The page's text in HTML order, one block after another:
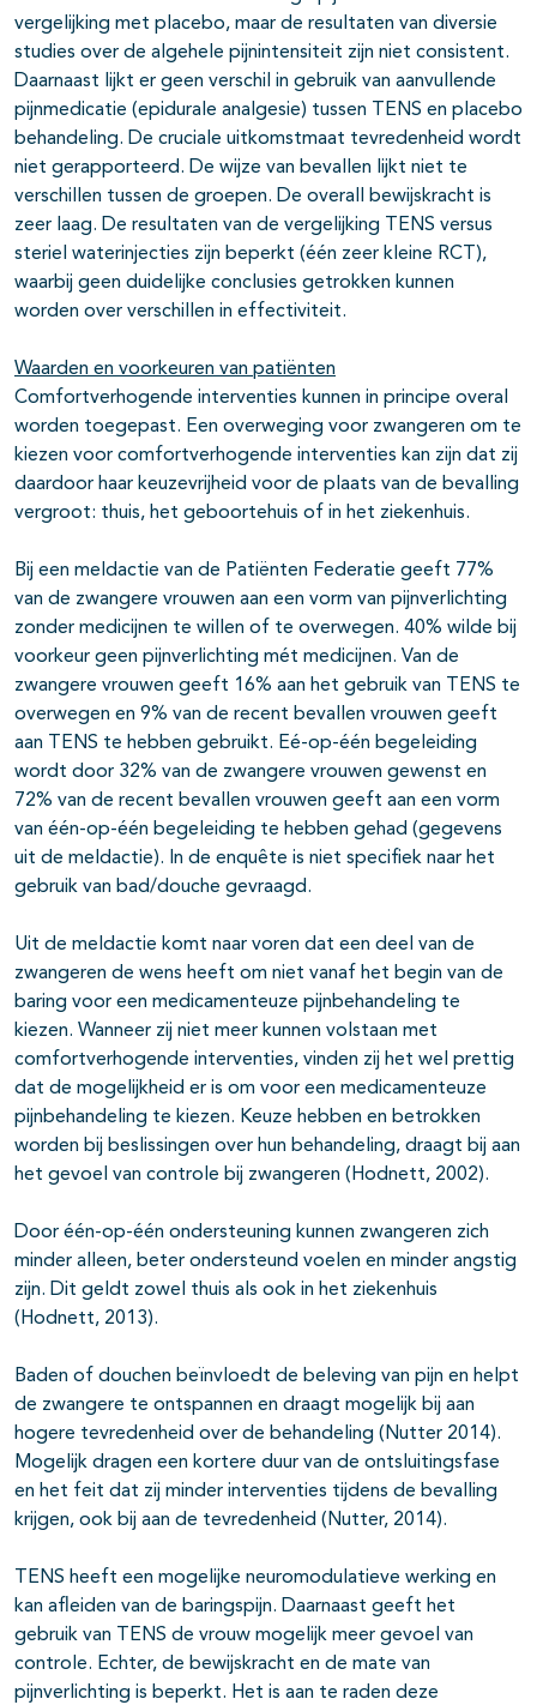
vergelijking met placebo, maar de resultaten van diversie
studies over de algehele pijnintensiteit zijn niet consistent.
Daarnaast lijkt er geen verschil in gebruik van aanvullende
pijnmedicatie (epidurale analgesie) tussen TENS en placebo
behandeling. De cruciale uitkomstmaat tevredenheid wordt
niet gerapporteerd. De wijze van bevallen lijkt niet te
verschillen tussen de groepen. De overall bewijskracht is
zeer laag. De resultaten van de vergelijking TENS versus
steriel waterinjecties zijn beperkt (één zeer kleine RCT),
waarbij geen duidelijke conclusies getrokken kunnen
worden over verschillen in effectiviteit.
Waarden en voorkeuren van patiënten
Comfortverhogende interventies kunnen in principe overal
worden toegepast. Een overweging voor zwangeren om te
kiezen voor comfortverhogende interventies kan zijn dat zij
daardoor haar keuzevrijheid voor de plaats van de bevalling
vergroot: thuis, het geboortehuis of in het ziekenhuis.
Bij een meldactie van de Patiënten Federatie geeft 77%
van de zwangere vrouwen aan een vorm van pijnverlichting
zonder medicijnen te willen of te overwegen. 40% wilde bij
voorkeur geen pijnverlichting mét medicijnen. Van de
zwangere vrouwen geeft 16% aan het gebruik van TENS te
overwegen en 9% van de recent bevallen vrouwen geeft
aan TENS te hebben gebruikt. Eé-op-één begeleiding
wordt door 32% van de zwangere vrouwen gewenst en
72% van de recent bevallen vrouwen geeft aan een vorm
van één-op-één begeleiding te hebben gehad (gegevens
uit de meldactie). In de enquête is niet specifiek naar het
gebruik van bad/douche gevraagd.
Uit de meldactie komt naar voren dat een deel van de
zwangeren de wens heeft om niet vanaf het begin van de
baring voor een medicamenteuze pijnbehandeling te
kiezen. Wanneer zij niet meer kunnen volstaan met
comfortverhogende interventies, vinden zij het wel prettig
dat de mogelijkheid er is om voor een medicamenteuze
pijnbehandeling te kiezen. Keuze hebben en betrokken
worden bij beslissingen over hun behandeling, draagt bij aan
het gevoel van controle bij zwangeren (Hodnett, 2002).
Door één-op-één ondersteuning kunnen zwangeren zich
minder alleen, beter ondersteund voelen en minder angstig
zijn. Dit geldt zowel thuis als ook in het ziekenhuis
(Hodnett, 2013).
Baden of douchen beïnvloedt de beleving van pijn en helpt
de zwangere te ontspannen en draagt mogelijk bij aan
hogere tevredenheid over de behandeling (Nutter 2014).
Mogelijk dragen een kortere duur van de ontsluitingsfase
en het feit dat zij minder interventies tijdens de bevalling
krijgen, ook bij aan de tevredenheid (Nutter, 2014).
TENS heeft een mogelijke neuromodulatieve werking en
kan afleiden van de baringspijn. Daarnaast geeft het
gebruik van TENS de vrouw mogelijk meer gevoel van
controle. Echter, de bewijskracht en de mate van
pijnverlichting is beperkt. Het is aan te raden deze